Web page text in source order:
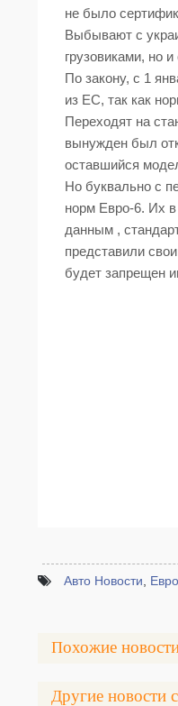
не было
Выбывают с
грузовиками, но
По закону, с 1
из ЕС, так как
Переходят на
вынужден был
оставшийся
Но буквально с
норм Евро-6. Их в
данным ,
представили
будет запрещен
Авто Новости
Похожие
Другие новости